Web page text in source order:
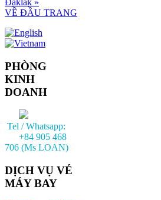
Đaklak »
VỀ ĐẦU TRANG
PHÒNG
KINH
DOANH
Tel / Whatsapp:
+84 905 468
706 (Ms LOAN)
DỊCH VỤ VÉ
MÁY BAY